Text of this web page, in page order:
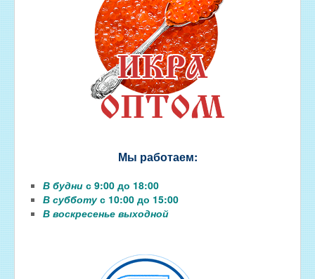
Мы работаем:
В будни с 9:00 до 18:00
В субботус 10:00 до 15:00
В воскресенье выходной